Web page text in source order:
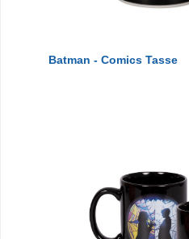
Batman - Comics Tasse